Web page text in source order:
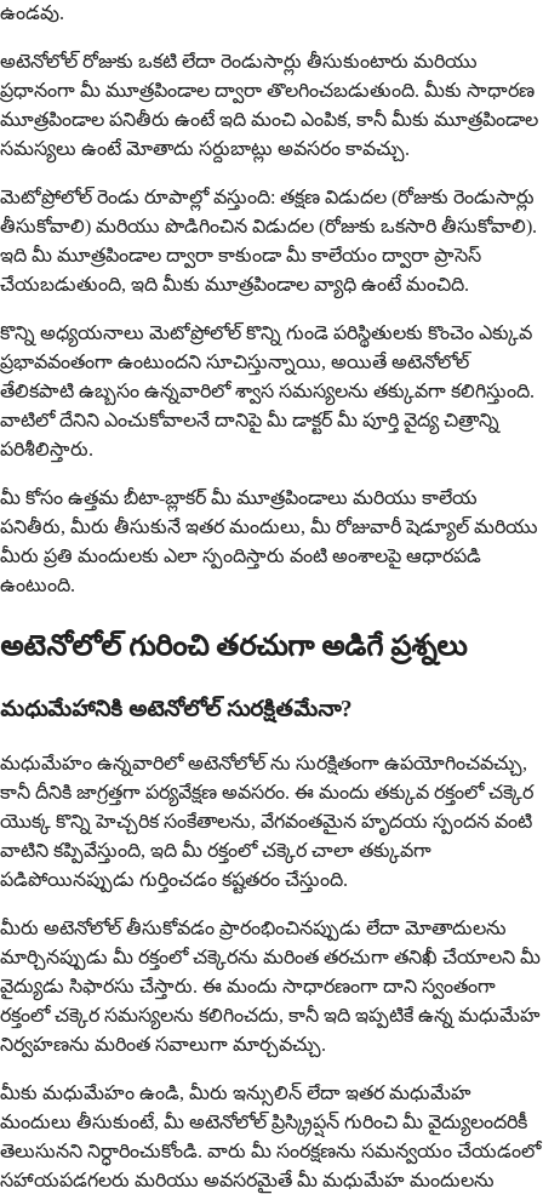
ఉండవు.
అటెనోలోల్ రోజుకు ఒకటి లేదా రెండుసార్లు తీసుకుంటారు మరియు
ప్రధానంగా మీ మూత్రపిండాల ద్వారా తొలగించబడుతుంది. మీకు సాధారణ
మూత్రపిండాల పనితీరు ఉంటే ఇది మంచి ఎంపిక, కానీ మీకు మూత్రపిండాల
సమస్యలు ఉంటే మోతాదు సర్దుబాట్లు అవసరం కావచ్చు.
మెటోప్రోలోల్ రెండు రూపాల్లో వస్తుంది: తక్షణ విడుదల (రోజుకు రెండుసార్లు
తీసుకోవాలి) మరియు పొడిగించిన విడుదల (రోజుకు ఒకసారి తీసుకోవాలి).
ఇది మీ మూత్రపిండాల ద్వారా కాకుండా మీ కాలేయం ద్వారా ప్రాసెస్
చేయబడుతుంది, ఇది మీకు మూత్రపిండాల వ్యాధి ఉంటే మంచిది.
కొన్ని అధ్యయనాలు మెటోప్రోలోల్ కొన్ని గుండె పరిస్థితులకు కొంచెం ఎక్కువ
ప్రభావవంతంగా ఉంటుందని సూచిస్తున్నాయి, అయితే అటెనోలోల్
తేలికపాటి ఉబ్బసం ఉన్నవారిలో శ్వాస సమస్యలను తక్కువగా కలిగిస్తుంది.
వాటిలో దేనిని ఎంచుకోవాలనే దానిపై మీ డాక్టర్ మీ పూర్తి వైద్య చిత్రాన్ని
పరిశీలిస్తారు.
మీ కోసం ఉత్తమ బీటా-బ్లాకర్ మీ మూత్రపిండాలు మరియు కాలేయ
పనితీరు, మీరు తీసుకునే ఇతర మందులు, మీ రోజువారీ షెడ్యూల్ మరియు
మీరు ప్రతి మందులకు ఎలా స్పందిస్తారు వంటి అంశాలపై ఆధారపడి
ఉంటుంది.
అటెనోలోల్ గురించి తరచుగా అడిగే ప్రశ్నలు
మధుమేహానికి అటెనోలోల్ సురక్షితమేనా?
మధుమేహం ఉన్నవారిలో అటెనోలోల్ ను సురక్షితంగా ఉపయోగించవచ్చు,
కానీ దీనికి జాగ్రత్తగా పర్యవేక్షణ అవసరం. ఈ మందు తక్కువ రక్తంలో చక్కెర
యొక్క కొన్ని హెచ్చరిక సంకేతాలను, వేగవంతమైన హృదయ స్పందన వంటి
వాటిని కప్పివేస్తుంది, ఇది మీ రక్తంలో చక్కెర చాలా తక్కువగా
పడిపోయినప్పుడు గుర్తించడం కష్టతరం చేస్తుంది.
మీరు అటెనోలోల్ తీసుకోవడం ప్రారంభించినప్పుడు లేదా మోతాదులను
మార్చినప్పుడు మీ రక్తంలో చక్కెరను మరింత తరచుగా తనిఖీ చేయాలని మీ
వైద్యుడు సిఫారసు చేస్తారు. ఈ మందు సాధారణంగా దాని స్వంతంగా
రక్తంలో చక్కెర సమస్యలను కలిగించదు, కానీ ఇది ఇప్పటికే ఉన్న మధుమేహ
నిర్వహణను మరింత సవాలుగా మార్చవచ్చు.
మీకు మధుమేహం ఉండి, మీరు ఇన్సులిన్ లేదా ఇతర మధుమేహ
మందులు తీసుకుంటే, మీ అటెనోలోల్ ప్రిస్క్రిప్షన్ గురించి మీ వైద్యులందరికీ
తెలుసునని నిర్ధారించుకోండి. వారు మీ సంరక్షణను సమన్వయం చేయడంలో
సహాయపడగలరు మరియు అవసరమైతే మీ మధుమేహ మందులను